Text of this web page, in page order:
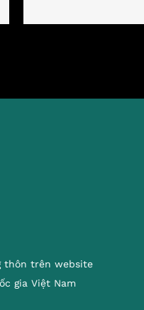
thôn trên website
gia Việt Nam